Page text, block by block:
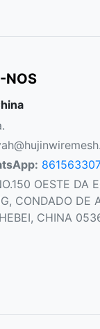
NOS
OESTE DA
CONDADO DE
CHINA